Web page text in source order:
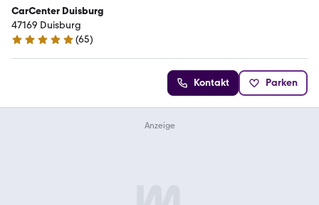
CarCenter Duisburg
47169 Duisburg
5 Sterne
(65)
Kontakt Parken